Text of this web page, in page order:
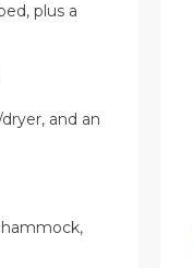
plus a
and an